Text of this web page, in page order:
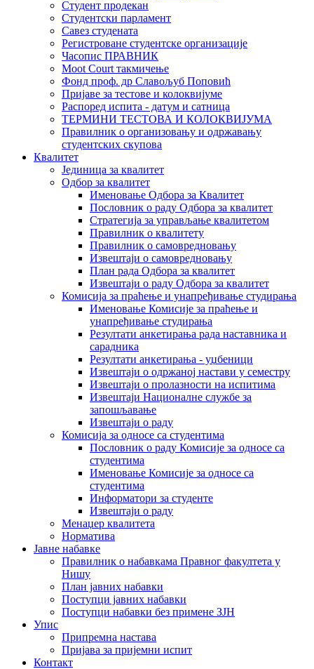
Студент продекан
Студентски парламент
Савез студената
Регистроване студентске организације
Часопис ПРАВНИК
Moot Court такмичење
Фонд проф. др Славољуб Поповић
Пријаве за тестове и колоквијуме
Распоред испита - датум и сатница
ТЕРМИНИ ТЕСТОВА И КОЛОКВИЈУМА
Правилник о организовању и одржавању
студентских скупова
Квалитет
Јединица за квалитет
Одбор за квалитет
Именовање Одбора за Квалитет
Пословник о раду Одбора за квалитет
Стратегија за управљање квалитетом
Правилник о квалитету
Правилник о самовредновању
Извештаји о самовредновању
План рада Одбора за квалитет
Извештаји о раду Одбора за квалитет
Комисија за праћење и унапређивање студирања
Именовање Комисије за праћење и
унапређивање студирања
Резултати анкетирања рада наставника и
сарадника
Резултати анкетирања - уџбеници
Извештаји о одржаној настави у семестру
Извештаји о пролазности на испитима
Извештаји Националне службе за
запошљавање
Извештаји о раду
Комисија за односе са студентима
Пословник о раду Комисије за односе са
студентима
Именовање Комисије за односе са
студентима
Информатори за студенте
Извештаји о раду
Менаџер квалитета
Норматива
Јавне набавке
Правилник о набавкама Правног факултета у
Нишу
План јавних набавки
Поступци јавних набавки
Поступци набавки без примене ЗЈН
Упис
Припремна настава
Пријава за пријемни испит
Контакт